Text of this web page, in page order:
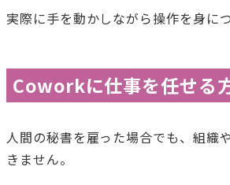
実際に手を動かしながら操作を身に
Coworkに仕事を任せる
人間の秘書を雇った場合でも、組織
きません。